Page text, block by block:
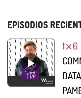
EPISODIOS
1⨯6